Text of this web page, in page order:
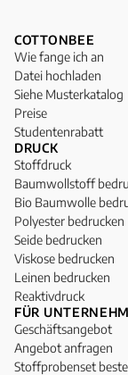
COTTONBEE
Wie fange ich an
Datei hochladen
Siehe Musterkatalog
Preise
Studentenrabatt
DRUCK
Stoffdruck
Baumwollstoff
Bio Baumwolle
Polyester bedrucken
Seide bedrucken
Viskose bedrucken
Leinen bedrucken
Reaktivdruck
FÜR
Geschäftsangebot
Angebot anfragen
Stoffprobenset